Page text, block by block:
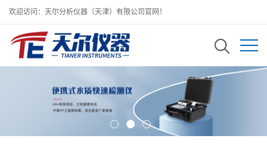
欢迎访问：天尔分析仪器（天津）有限公司官网！